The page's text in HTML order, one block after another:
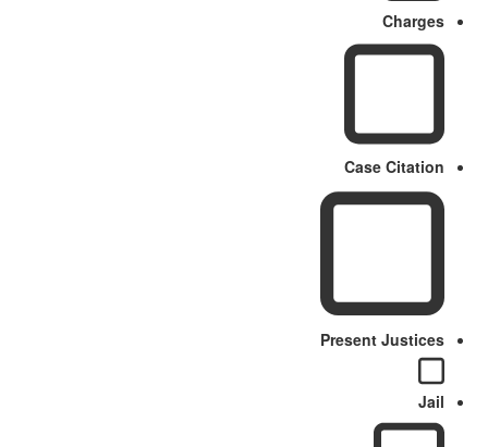
Charges
Case Citation
Present Justices
Jail